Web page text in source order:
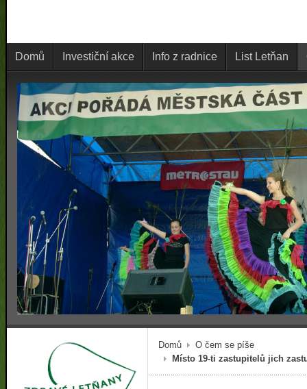
Domů Investiční akce Info z radnice List Letňan
Domů
O čem se píše
Místo 19-ti zastupitelů jich